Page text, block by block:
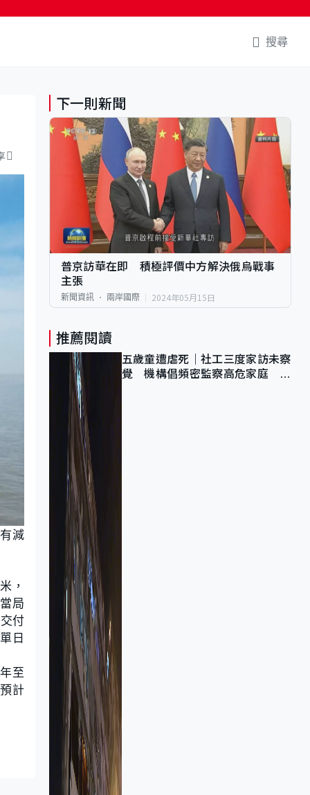
搜尋
減
，
局
付
日
至
計
下一則新聞
普京訪華在即 積極評價中方解決俄烏戰事
主張
新聞資訊 兩岸國際 2024年05月15日
推薦閱讀
五歲童遭虐死｜社工三度家訪未察
覺 機構倡頻密監察高危家庭 管